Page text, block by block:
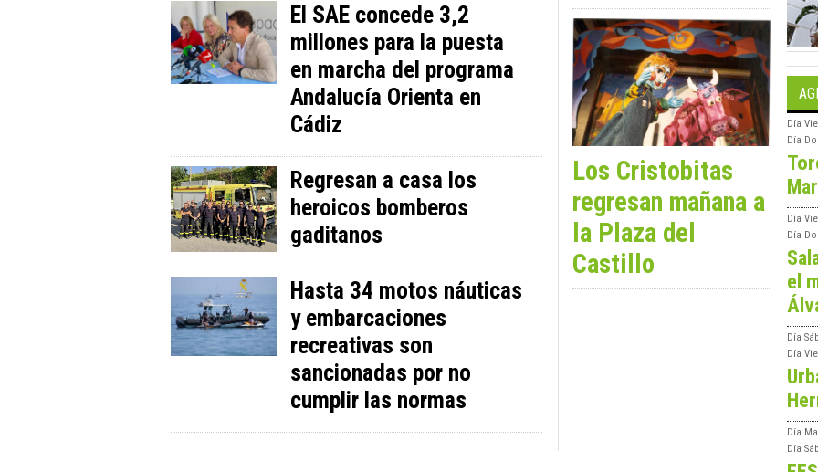
El SAE concede 3,2
millones para la puesta
en marcha del programa
Andalucía Orienta en
Cádiz
Regresan a casa los
heroicos bomberos
gaditanos
Hasta 34 motos náuticas
y embarcaciones
recreativas son
sancionadas por no
cumplir las normas
Los Cristobitas
regresan mañana a
la Plaza del
Castillo
Día
Día
Día
Día
el
Día
Día
Día
Día